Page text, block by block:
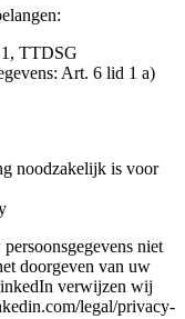
TTDSG
Art. 6 lid 1 a)
noodzakelijk is voor
niet
doorgeven van uw
verwijzen wij
legal/privacy-